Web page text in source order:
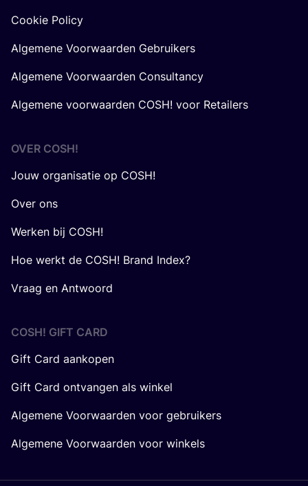
Cookie Policy
Algemene Voorwaarden Gebruikers
Algemene Voorwaarden Consultancy
Algemene voorwaarden COSH! voor Retailers
OVER COSH!
Jouw organisatie op COSH!
Over ons
Werken bij COSH!
Hoe werkt de COSH! Brand Index?
Vraag en Antwoord
COSH! GIFT CARD
Gift Card aankopen
Gift Card ontvangen als winkel
Algemene Voorwaarden voor gebruikers
Algemene Voorwaarden voor winkels